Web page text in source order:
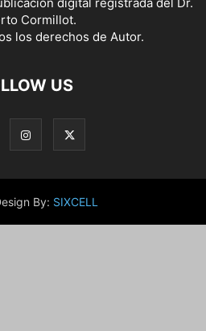
Cormillot.
los derechos de Autor.
US
By: SIXCELL